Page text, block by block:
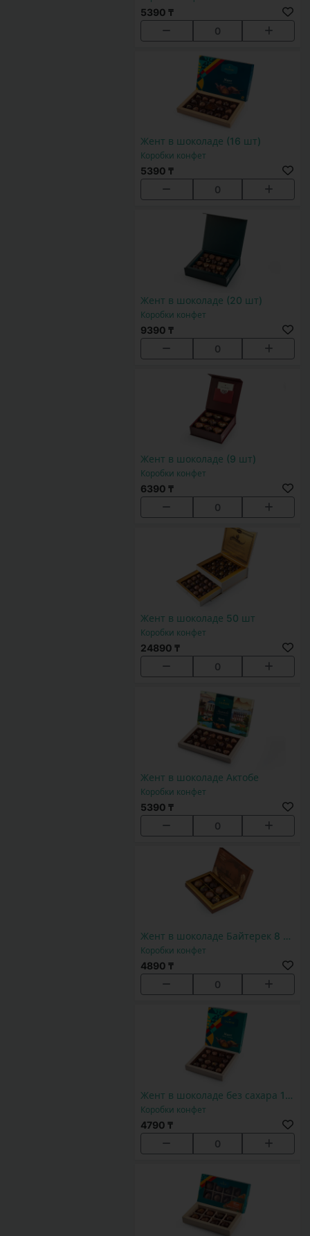
5390 ₸
0
Жент в шоколаде (16 шт)
Коробки конфет
5390 ₸
0
Жент в шоколаде (20 шт)
Коробки конфет
9390 ₸
0
Жент в шоколаде (9 шт)
Коробки конфет
6390 ₸
0
Жент в шоколаде 50 шт
Коробки конфет
24890 ₸
0
Жент в шоколаде Актобе
Коробки конфет
5390 ₸
0
Жент в шоколаде Байтерек 8 шт
Коробки конфет
4890 ₸
0
Жент в шоколаде без сахара 14ш
Коробки конфет
4790 ₸
0